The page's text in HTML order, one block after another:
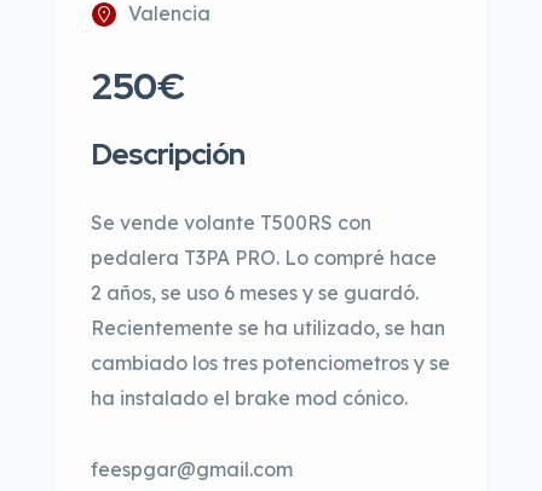
Valencia
250€
Descripción
Se vende volante T500RS con
pedalera T3PA PRO. Lo compré hace
2 años, se uso 6 meses y se guardó.
Recientemente se ha utilizado, se han
cambiado los tres potenciometros y se
ha instalado el brake mod cónico.
feespgar@gmail.com